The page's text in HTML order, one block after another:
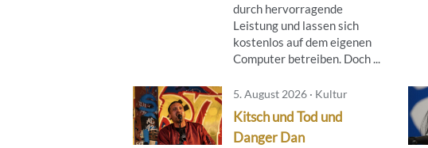
durch hervorragende
Leistung und lassen sich
kostenlos auf dem eigenen
Computer betreiben. Doch ...
5. August 2026 · Kultur
Kitsch und Tod und
Danger Dan